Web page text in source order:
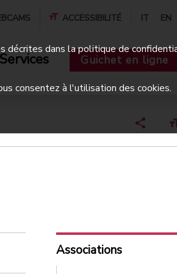
ACCESSIBILITÉ IT EN
Guichet en ligne
Associations
décrites dans la politique de
consentez à l'utilisation des cookies.